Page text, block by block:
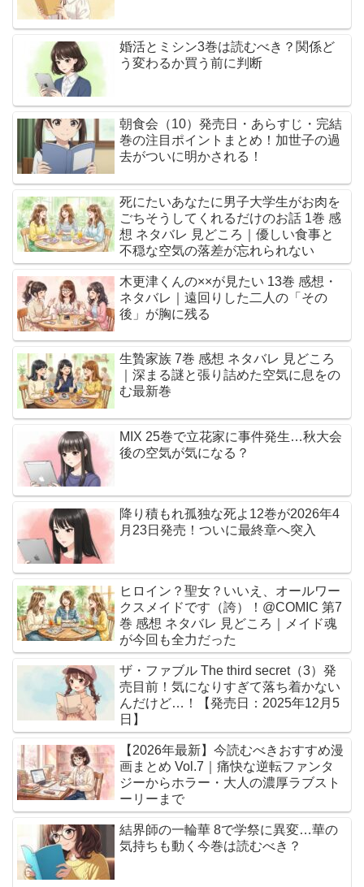
婚活とミシン3巻は読むべき？関係ど
う変わるか買う前に判断
朝食会（10）発売日・あらすじ・完結
巻の注目ポイントまとめ！加世子の過
去がついに明かされる！
死にたいあなたに男子大学生がお肉を
ごちそうしてくれるだけのお話 1巻 感
想 ネタバレ 見どころ｜優しい食事と
不穏な空気の落差が忘れられない
木更津くんの××が見たい 13巻 感想・
ネタバレ｜遠回りした二人の「その
後」が胸に残る
生贄家族 7巻 感想 ネタバレ 見どころ
｜深まる謎と張り詰めた空気に息をの
む最新巻
MIX 25巻で立花家に事件発生…秋大会
後の空気が気になる？
降り積もれ孤独な死よ12巻が2026年4
月23日発売！ついに最終章へ突入
ヒロイン？聖女？いいえ、オールワー
クスメイドです（誇）！@COMIC 第7
巻 感想 ネタバレ 見どころ｜メイド魂
が今回も全力だった
ザ・ファブル The third secret（3）発
売目前！気になりすぎて落ち着かない
んだけど…！【発売日：2025年12月5
日】
【2026年最新】今読むべきおすすめ漫
画まとめ Vol.7｜痛快な逆転ファンタ
ジーからホラー・大人の濃厚ラブスト
ーリーまで
結界師の一輪華 8で学祭に異変…華の
気持ちも動く今巻は読むべき？